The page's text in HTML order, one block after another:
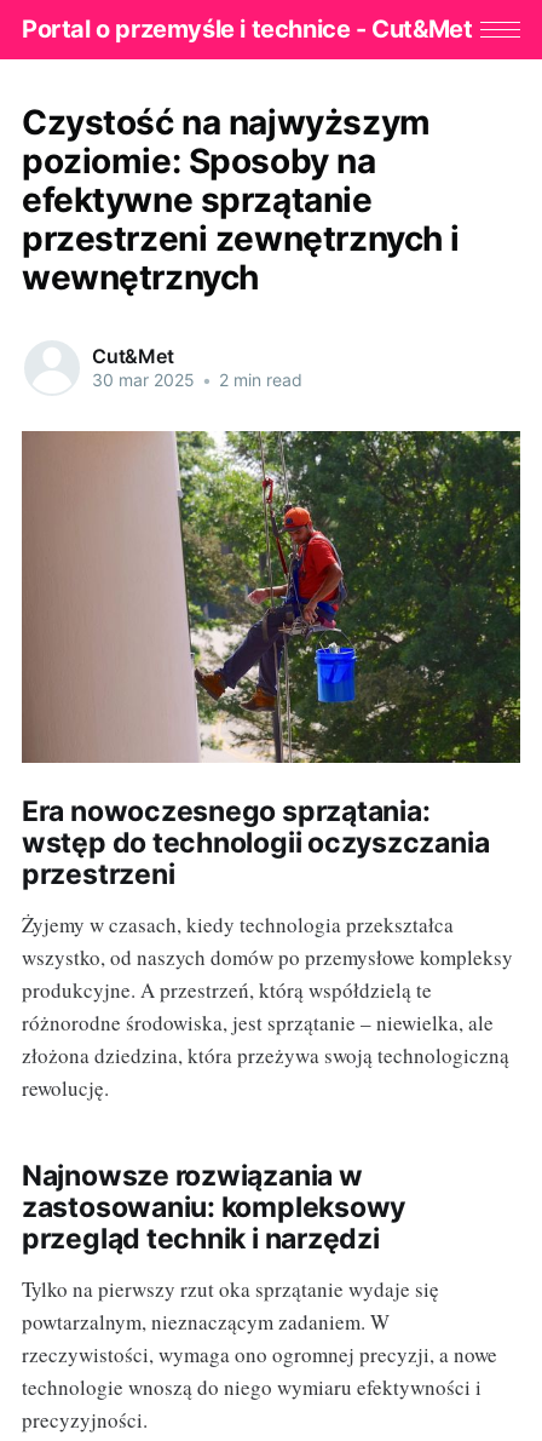
Portal o przemyśle i technice - Cut&Met
Czystość na najwyższym
poziomie: Sposoby na
efektywne sprzątanie
przestrzeni zewnętrznych i
wewnętrznych
Cut&Met
30 mar 2025 • 2 min read
Era nowoczesnego sprzątania:
wstęp do technologii oczyszczania
przestrzeni
Żyjemy w czasach, kiedy technologia przekształca
wszystko, od naszych domów po przemysłowe kompleksy
produkcyjne. A przestrzeń, którą współdzielą te
różnorodne środowiska, jest sprzątanie – niewielka, ale
złożona dziedzina, która przeżywa swoją technologiczną
rewolucję.
Najnowsze rozwiązania w
zastosowaniu: kompleksowy
przegląd technik i narzędzi
Tylko na pierwszy rzut oka sprzątanie wydaje się
powtarzalnym, nieznaczącym zadaniem. W
rzeczywistości, wymaga ono ogromnej precyzji, a nowe
technologie wnoszą do niego wymiaru efektywności i
precyzyjności.